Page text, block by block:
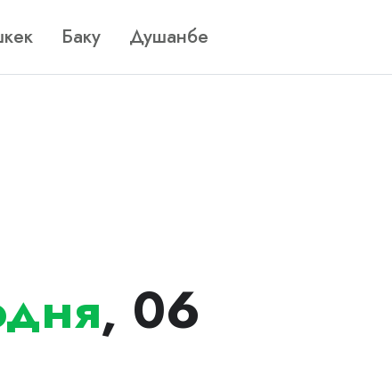
Баку Душанбе
, 06